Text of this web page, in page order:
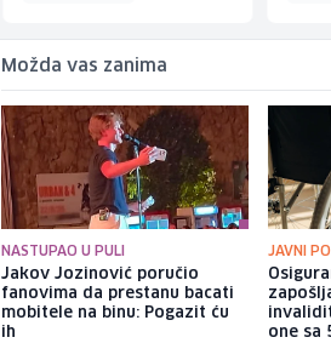
Možda vas zanima
NASTUPAO U PULI
Jakov Jozinović poručio
fanovima da prestanu bacati
mobitele na binu: Pogazit ću
ih
JAVNI
one sa